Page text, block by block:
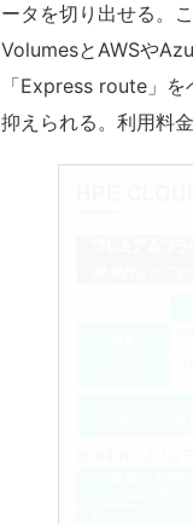
ータを切り出せる。
VolumesとAWSや
「Express route」
抑えられる。利用料